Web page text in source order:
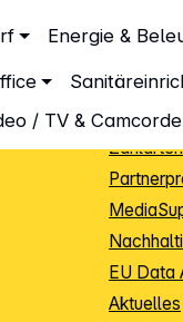
Energie &
/ TV &
Info
Zahlarten
EU Data
Aktuelles